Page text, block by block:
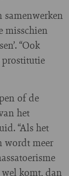
samenwerken
misschien
“Ook
of de
het
“Als het
wordt meer
komt, dan